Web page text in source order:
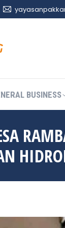
BUSINESS
BUSINESS